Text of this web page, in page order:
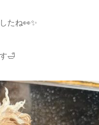
たね👀✨
🛁